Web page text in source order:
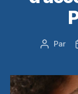
Auteur
Par